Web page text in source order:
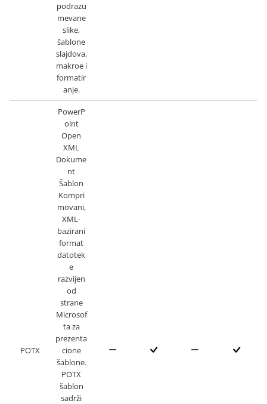
podrazu
mevane
slike,
šablone
slajdova,
makroe i
formatir
anje.
POTX
PowerP
oint
Open
XML
Dokume
nt
Šablon
Kompri
movani,
XML-
bazirani
format
datotek
e
razvijen
od
strane
Microsof
ta za
prezenta
cione
šablone.
POTX
šablon
sadrži